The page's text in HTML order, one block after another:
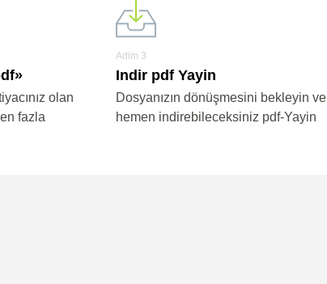
olan
fazla
Adim 3
Indir pdf Yayin
Dosyanızın dönüşmesini bekleyin ve
hemen indirebileceksiniz pdf-Yayin